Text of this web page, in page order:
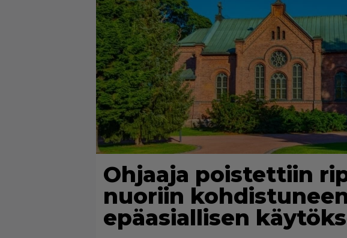
Ohjaaja poistettiin
nuoriin
epäasiallisen